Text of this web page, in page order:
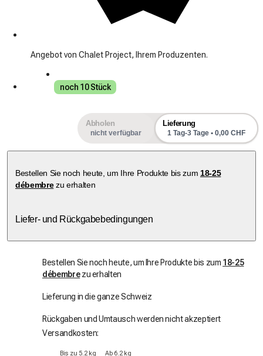
Angebot von Chalet Project, Ihrem Produzenten.
noch 10 Stück
Abholen
nicht verfügbar
Lieferung
1 Tag-3 Tage • 0,00 CHF
Bestellen Sie noch heute, um Ihre Produkte bis zum 18-25
débembrezu erhalten
Liefer- und Rückgabebedingungen
Bestellen Sie noch heute, um Ihre Produkte bis zum 18-25
débembrezu erhalten
Lieferung in die ganze Schweiz
Rückgaben und Umtausch werden nicht akzeptiert
Versandkosten:
Bis zu 5.2 kg Ab 6.2 kg